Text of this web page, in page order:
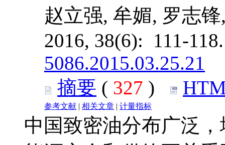
赵立强, 牟媚, 罗志
2016, 38(6): 111-
5086.2015.03.25.21
摘要 ( 327 )
参考文献 | 相关文章 | 计量指标
中国致密油分布广泛